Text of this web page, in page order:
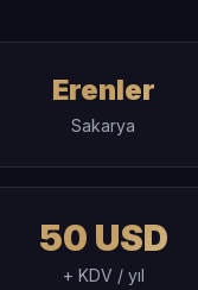
Erenler
Sakarya
50 USD
+ KDV / yıl